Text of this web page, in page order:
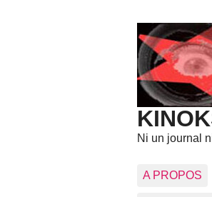
Ni un journal
A PROPOS